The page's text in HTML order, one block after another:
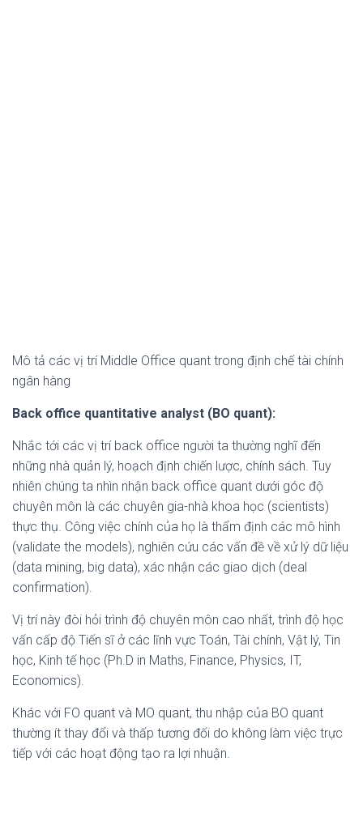
Mô tả các vị trí Middle Office quant trong định chế tài chính
ngân hàng
Back office quantitative analyst (BO quant):
Nhắc tới các vị trí back office người ta thường nghĩ đến
những nhà quản lý, hoạch định chiến lược, chính sách. Tuy
nhiên chúng ta nhìn nhận back office quant dưới góc độ
chuyên môn là các chuyên gia-nhà khoa học (scientists)
thực thụ. Công việc chính của họ là thẩm định các mô hình
(validate the models), nghiên cứu các vấn đề về xử lý dữ liệu
(data mining, big data), xác nhận các giao dịch (deal
confirmation).
Vị trí này đòi hỏi trình độ chuyên môn cao nhất, trình độ học
vấn cấp độ Tiến sĩ ở các lĩnh vực Toán, Tài chính, Vật lý, Tin
học, Kinh tế học (Ph.D in Maths, Finance, Physics, IT,
Economics).
Khác với FO quant và MO quant, thu nhập của BO quant
thường ít thay đổi và thấp tương đối do không làm việc trực
tiếp với các hoạt động tạo ra lợi nhuận.